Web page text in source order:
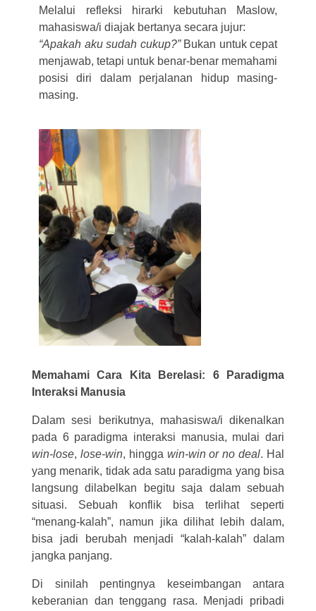
Melalui refleksi hirarki kebutuhan Maslow,
mahasiswa/i diajak bertanya secara jujur:
“Apakah aku sudah cukup?” Bukan untuk cepat
menjawab, tetapi untuk benar-benar memahami
posisi diri dalam perjalanan hidup masing-
masing.
Memahami Cara Kita Berelasi: 6 Paradigma
Interaksi Manusia
Dalam sesi berikutnya, mahasiswa/i dikenalkan
pada 6 paradigma interaksi manusia, mulai dari
win-lose, lose-win, hingga win-win or no deal. Hal
yang menarik, tidak ada satu paradigma yang bisa
langsung dilabelkan begitu saja dalam sebuah
situasi. Sebuah konflik bisa terlihat seperti
“menang-kalah”, namun jika dilihat lebih dalam,
bisa jadi berubah menjadi “kalah-kalah” dalam
jangka panjang.
Di sinilah pentingnya keseimbangan antara
keberanian dan tenggang rasa. Menjadi pribadi